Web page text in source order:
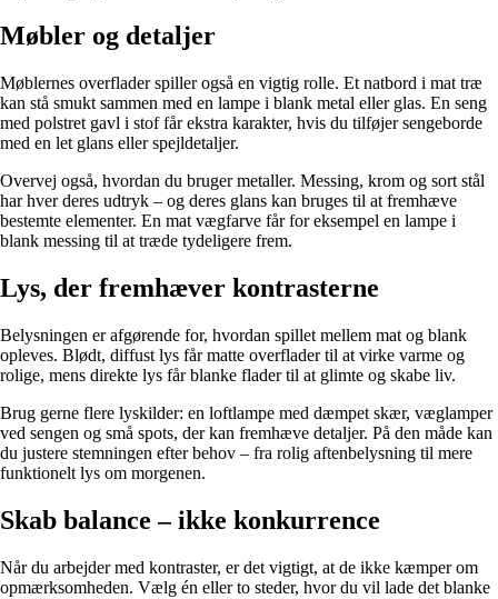
Møbler og detaljer
Møblernes overflader spiller også en vigtig rolle. Et natbord i mat træ
kan stå smukt sammen med en lampe i blank metal eller glas. En seng
med polstret gavl i stof får ekstra karakter, hvis du tilføjer sengeborde
med en let glans eller spejldetaljer.
Overvej også, hvordan du bruger metaller. Messing, krom og sort stål
har hver deres udtryk – og deres glans kan bruges til at fremhæve
bestemte elementer. En mat vægfarve får for eksempel en lampe i
blank messing til at træde tydeligere frem.
Lys, der fremhæver kontrasterne
Belysningen er afgørende for, hvordan spillet mellem mat og blank
opleves. Blødt, diffust lys får matte overflader til at virke varme og
rolige, mens direkte lys får blanke flader til at glimte og skabe liv.
Brug gerne flere lyskilder: en loftlampe med dæmpet skær, væglamper
ved sengen og små spots, der kan fremhæve detaljer. På den måde kan
du justere stemningen efter behov – fra rolig aftenbelysning til mere
funktionelt lys om morgenen.
Skab balance – ikke konkurrence
Når du arbejder med kontraster, er det vigtigt, at de ikke kæmper om
opmærksomheden. Vælg én eller to steder, hvor du vil lade det blanke